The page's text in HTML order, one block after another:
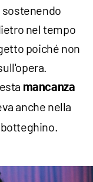
nel tempo
poiché non
mancanza
anche nella